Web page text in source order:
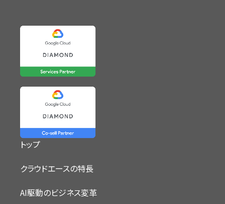
トップ
クラウドエースの特長
AI駆動のビジネス変革